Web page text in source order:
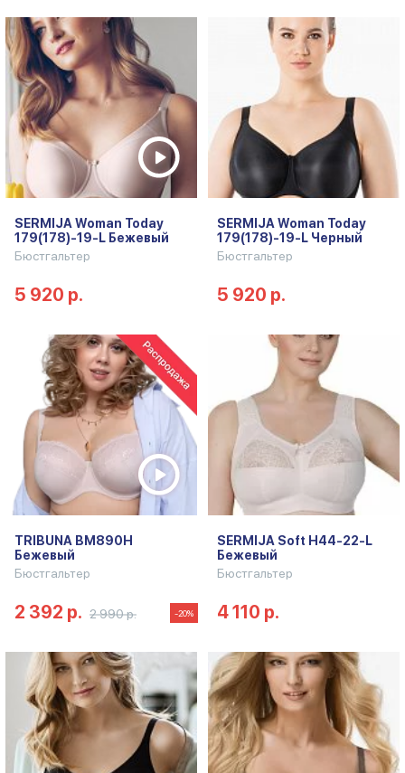
SERMIJA Woman Today
179(178)-19-L Бежевый
Бюстгальтер
5 920 р.
SERMIJA Woman Today
179(178)-19-L Черный
Бюстгальтер
5 920 р.
TRIBUNA BM890H
Бежевый
Бюстгальтер
2 392 р. 2 990 р. -20%
SERMIJA Soft H44-22-L
Бежевый
Бюстгальтер
4 110 р.